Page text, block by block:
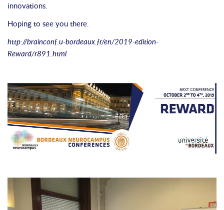
innovations.
Hoping to see you there.
http://brainconf.u-bordeaux.fr/en/2019-edition-
Reward/r891.html